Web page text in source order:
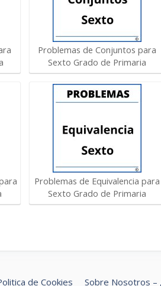
Problemas de Conjuntos para
Sexto Grado de Primaria
Problemas de Equivalencia para
Sexto Grado de Primaria
de Cookies Sobre Nosotros –